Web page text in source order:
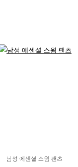
남성 에센셜 스윔 팬츠